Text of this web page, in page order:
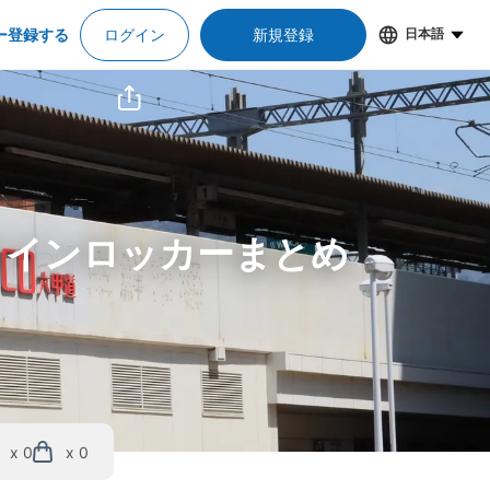
登録する ログイン 新規登録 日本語
ンロッカーまとめ
x 0 x 0